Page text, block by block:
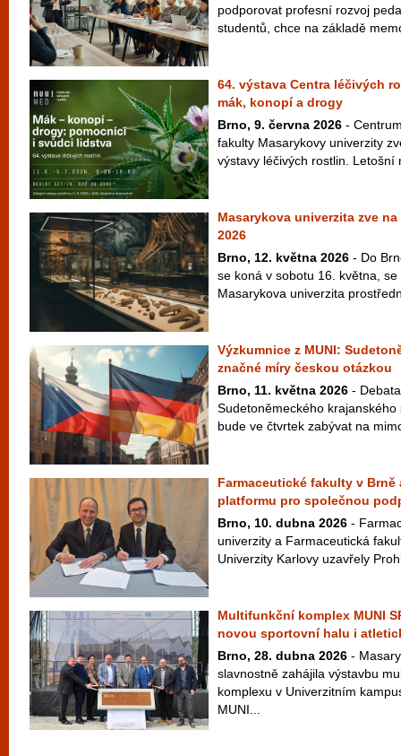
podporovat profesní rozvoj
studentů, chce na základě
64. výstava Centra léčivých
mák, konopí a drogy
Brno, 9. června 2026 -
fakulty Masarykovy univerzity
výstavy léčivých rostlin. Letošní
Masarykova univerzita zve
2026
Brno, 12. května 2026 - Do
se koná v sobotu 16. května,
Masarykova univerzita
Výzkumnice z MUNI:
značné míry českou otázkou
Brno, 11. května 2026 -
Sudetoněmeckého
bude ve čtvrtek zabývat na
Farmaceutické fakulty v Brně
platformu pro společnou
Brno, 10. dubna 2026 -
univerzity a Farmaceutická
Univerzity Karlovy uzavřely
Multifunkční komplex MUNI
novou sportovní halu i
Brno, 28. dubna 2026 -
slavnostně zahájila výstavbu
komplexu v Univerzitním
MUNI...